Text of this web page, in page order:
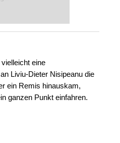
eine
Liviu-Dieter Nisipeanu die
ein Remis hinauskam,
ganzen Punkt einfahren.